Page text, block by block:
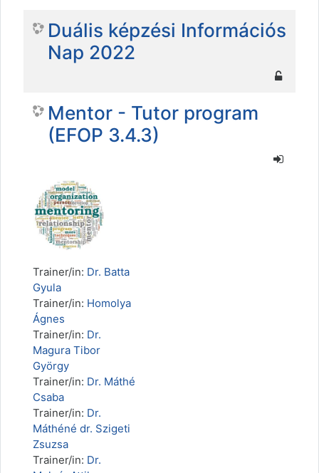
Duális képzési Információs
Nap 2022
Mentor - Tutor program
(EFOP 3.4.3)
Trainer/in: Dr. Batta
Gyula
Trainer/in: Homolya
Ágnes
Trainer/in: Dr.
Magura Tibor
György
Trainer/in: Dr. Máthé
Csaba
Trainer/in: Dr.
Máthéné dr. Szigeti
Zsuzsa
Trainer/in: Dr.